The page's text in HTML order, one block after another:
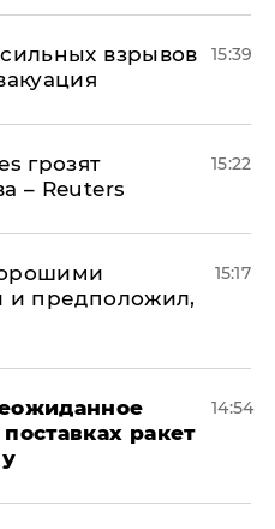
взрывов
15:39
грозят
– Reuters
15:22
и предположил,
15:17
ракет
14:54